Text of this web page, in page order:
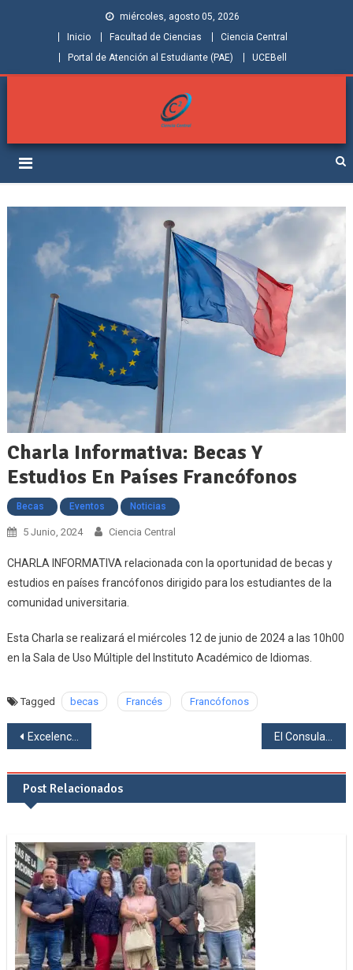
miércoles, agosto 05, 2026
Inicio
Facultad de Ciencias
Ciencia Central
Portal de Atención al Estudiante (PAE)
UCEBell
Facultad de Ciencias |
Ciencia Central
Charla Informativa: Becas Y
Estudios En Países Francófonos
Becas Eventos Noticias
5 Junio, 2024 Ciencia Central
CHARLA INFORMATIVA relacionada con la oportunidad de becas y
estudios en países francófonos dirigido para los estudiantes de la
comunidad universitaria.
Esta Charla se realizará el miércoles 12 de junio de 2024 a las 10h00
en la Sala de Uso Múltiple del Instituto Académico de Idiomas.
Tagged becas Francés Francófonos
Navegación
de
entradas
Excelencia Académica – Becados 2022 – 2023
Post Relacionados